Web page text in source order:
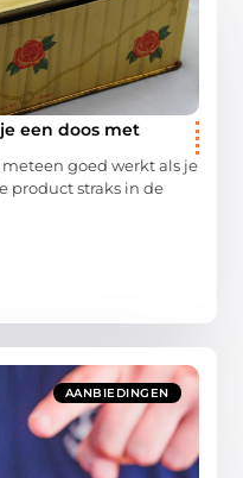
een doos met
goed werkt als je
product straks in de
AANBIEDINGEN